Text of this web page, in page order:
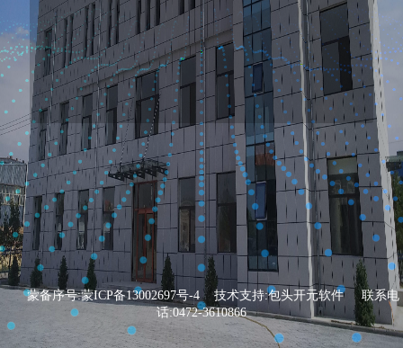
蒙备序号:蒙ICP备13002697号-4技术支持:包头开元软件 联系电
话:0472-3610866